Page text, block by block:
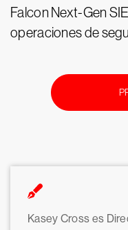
Falcon Next-Gen
operaciones de
Kasey Cross es